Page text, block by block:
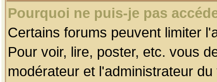
Pourquoi ne puis-je pas
Certains forums peuvent limiter
Pour voir, lire, poster, etc. vous
modérateur et l'administrateur